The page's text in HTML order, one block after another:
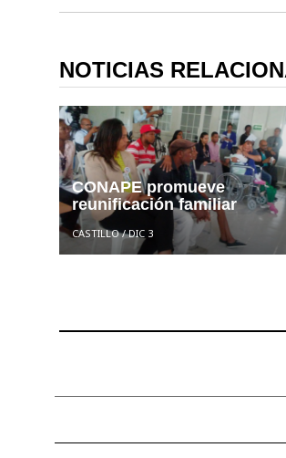
NOTICIAS
CONAPE promueve
reunificación familiar
CASTILLO/DIC 3